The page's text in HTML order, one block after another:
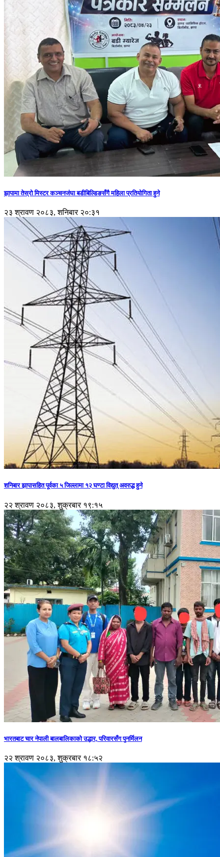
झापामा तेस्रो मिस्टर कञ्चनजंघा बडीबिल्डिङसँगै महिला प्रतियोगिता हुने
२३ श्रावण २०८३, शनिबार २०:३१
शनिबार झापासहित पूर्वका ५ जिल्लामा १२ घण्टा विद्युत् अवरुद्ध हुने
२२ श्रावण २०८३, शुक्रबार १९:१५
भारतबाट चार नेपाली बालबालिकाको उद्धार, परिवारसँग पुनर्मिलन
२२ श्रावण २०८३, शुक्रबार १८:५२